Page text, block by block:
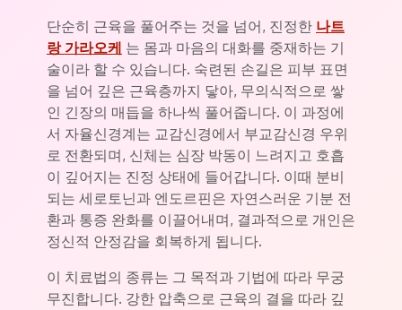
단순히 근육을 풀어주는 것을 넘어, 진정한 나트
랑 가라오케 는 몸과 마음의 대화를 중재하는 기
술이라 할 수 있습니다. 숙련된 손길은 피부 표면
을 넘어 깊은 근육층까지 닿아, 무의식적으로 쌓
인 긴장의 매듭을 하나씩 풀어줍니다. 이 과정에
서 자율신경계는 교감신경에서 부교감신경 우위
로 전환되며, 신체는 심장 박동이 느려지고 호흡
이 깊어지는 진정 상태에 들어갑니다. 이때 분비
되는 세로토닌과 엔도르핀은 자연스러운 기분 전
환과 통증 완화를 이끌어내며, 결과적으로 개인은
정신적 안정감을 회복하게 됩니다.
이 치료법의 종류는 그 목적과 기법에 따라 무궁
무진합니다. 강한 압축으로 근육의 결을 따라 깊